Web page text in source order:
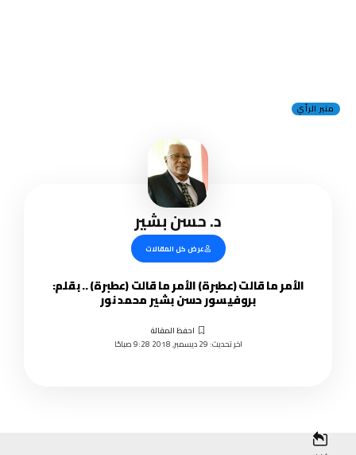
منبر الرأي
د. حسن بشير
عرض كل المقالات
الأمر ما قالت (عطبرة) الأمر ما قالت (عطبرة) .. بقلم:
بروفيسور حسن بشير محمد نور
اخر تحديث: 29 ديسمبر, 2018 9:28 صباحًا